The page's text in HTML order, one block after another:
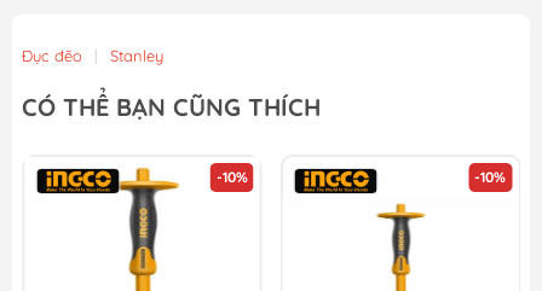
Đục đẽo | Stanley
CÓ THỂ BẠN CŨNG THÍCH
-10% -10%